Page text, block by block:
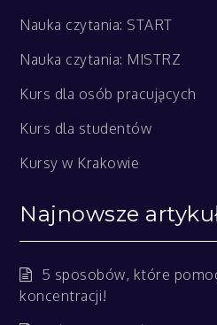
Nauka czytania: START
Nauka czytania: MISTRZ
Kurs dla osób pracujących
Kurs dla studentów
Kursy w Krakowie
Najnowsze
5 sposobów, które
koncentracji!